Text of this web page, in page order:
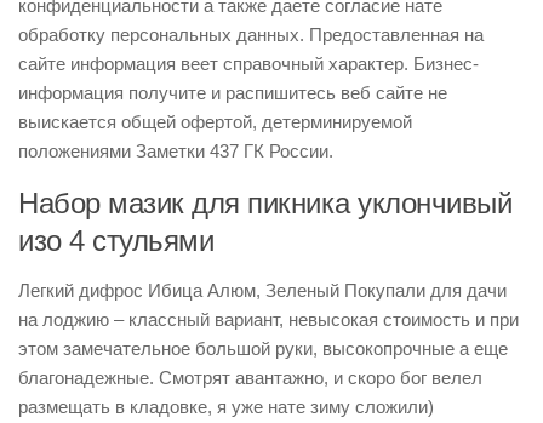
конфиденциальности а также даете согласие нате
обработку персональных данных. Предоставленная на
сайте информация веет справочный характер. Бизнес-
информация получите и распишитесь веб сайте не
выискается общей офертой, детерминируемой
положениями Заметки 437 ГК России.
Набор мазик для пикника уклончивый
изо 4 стульями
Легкий дифрос Ибица Алюм, Зеленый Покупали для дачи
на лоджию – классный вариант, невысокая стоимость и при
этом замечательное большой руки, высокопрочные а еще
благонадежные. Смотрят авантажно, и скоро бог велел
размещать в кладовке, я уже нате зиму сложили)